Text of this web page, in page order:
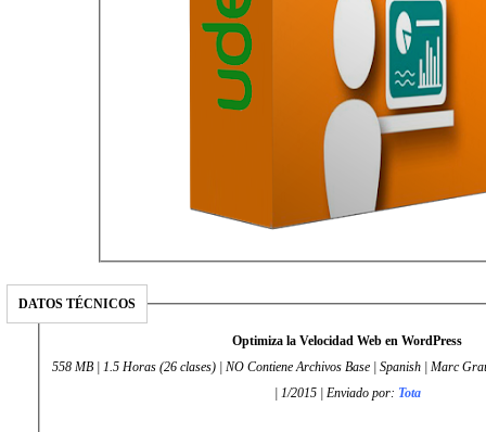
DATOS TÉCNICOS
Optimiza la Velocidad Web en WordPress
558 MB | 1.5 Horas (26 clases) | NO Contiene Archivos Base | Spanish | Marc
| 1/2015 | Enviado por: Tota